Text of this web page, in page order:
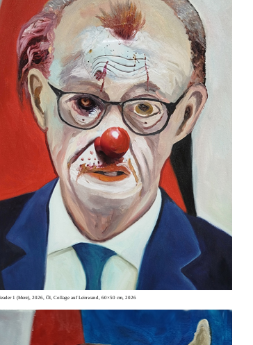
eader 1 (Merz), 2026, Öl, Collage auf Leinwand, 60×50 cm, 2026